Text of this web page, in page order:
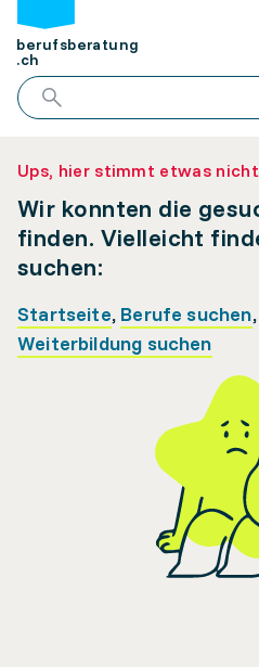
berufsberatung
.ch
Ups, hier stimmt etwas
Wir konnten die
finden. Vielleicht
suchen:
Startseite, Berufe suchen,
Weiterbildung suchen